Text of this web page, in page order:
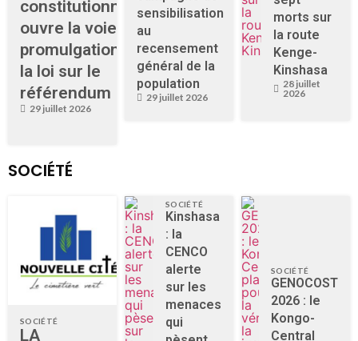
constitutionnelle
ouvre la voie à la
promulgation de
la loi sur le
référendum
29 juillet 2026
sensibilisation
au
recensement
général de la
population
29 juillet 2026
morts sur
la route
Kenge-
Kinshasa
28 juillet
2026
SOCIÉTÉ
SOCIÉTÉ
LA
SOCIÉTÉ
Kinshasa
: la
CENCO
alerte
sur les
menaces
qui
SOCIÉTÉ
GENOCOST
2026 : le
Kongo-
Central